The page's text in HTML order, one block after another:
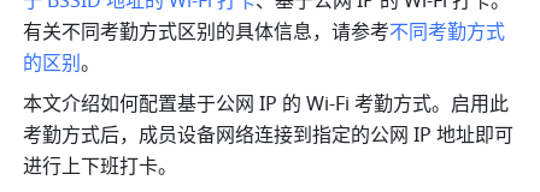
有关不同考勤方式区别的具体信息，请参考不同考勤方式
的区别。
本文介绍如何配置基于公网 IP 的 Wi-Fi 考勤方式。启用此
考勤方式后，成员设备网络连接到指定的公网 IP 地址即可
进行上下班打卡。